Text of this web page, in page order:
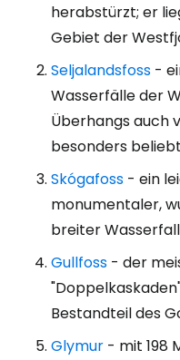
herabstürzt; er
Gebiet der
Seljalandsfoss -
Wasserfälle der
Überhangs auch
besonders
Skógafoss - ein
monumentaler,
breiter
Gullfoss - der
Bestandteil des
Glymur - mit 198